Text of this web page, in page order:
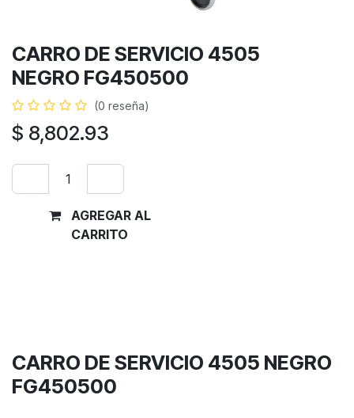
CARRO DE SERVICIO 4505
NEGRO FG450500
(0 reseña)
$ 8,802.93
AGREGAR AL
CARRITO
CARRO DE SERVICIO 4505 NEGRO
FG450500